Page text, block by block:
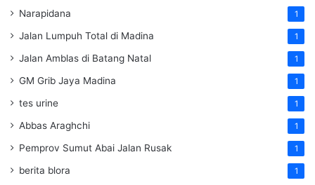
Narapidana 1
Jalan Lumpuh Total di Madina 1
Jalan Amblas di Batang Natal 1
GM Grib Jaya Madina 1
tes urine 1
Abbas Araghchi 1
Pemprov Sumut Abai Jalan Rusak 1
berita blora 1